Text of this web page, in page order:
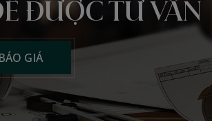
ĐƯỢC TƯ VẤN
GIÁ